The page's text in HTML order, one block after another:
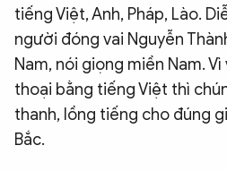
tiếng Việt, Anh, Pháp, Lào.
người đóng vai Nguyễn
Nam, nói giọng miền Nam.
thoại bằng tiếng Việt thì
thanh, lồng tiếng cho đúng
Bắc.